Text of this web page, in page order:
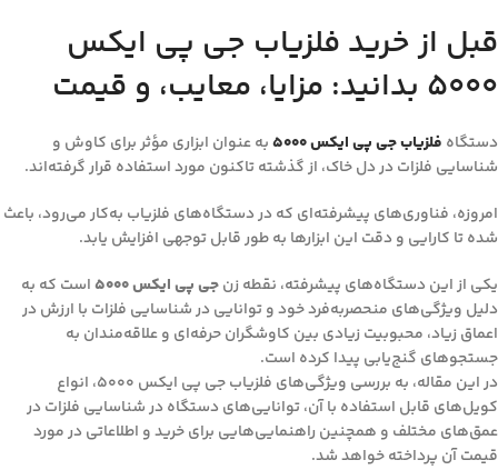
قبل از خرید فلزیاب جی پی ایکس
5000 بدانید: مزایا، معایب، و قیمت
دستگاه فلزیاب‌ جی پی ایکس ۵۰۰۰
به عنوان ابزاری مؤثر برای کاوش و
شناسایی فلزات در دل خاک، از گذشته تاکنون مورد استفاده قرار گرفته‌اند.
امروزه، فناوری‌های پیشرفته‌ای که در دستگاه‌های فلزیاب به‌کار می‌رود، باعث
شده تا کارایی و دقت این ابزارها به طور قابل توجهی افزایش یابد.
یکی از این دستگاه‌های پیشرفته، نقطه زنجی پی ایکس ۵۰۰۰
است که به
دلیل ویژگی‌های منحصربه‌فرد خود و توانایی در شناسایی فلزات با ارزش در
اعماق زیاد، محبوبیت زیادی بین کاوشگران حرفه‌ای و علاقه‌مندان به
جستجوهای گنج‌یابی پیدا کرده است.
در این مقاله، به بررسی ویژگی‌های فلزیاب جی پی ایکس ۵۰۰۰، انواع
کویل‌های قابل استفاده با آن، توانایی‌های دستگاه در شناسایی فلزات در
عمق‌های مختلف و همچنین راهنمایی‌هایی برای خرید و اطلاعاتی در مورد
قیمت آن پرداخته خواهد شد.